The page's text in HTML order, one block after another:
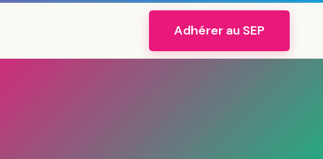
Adhérer au SEP